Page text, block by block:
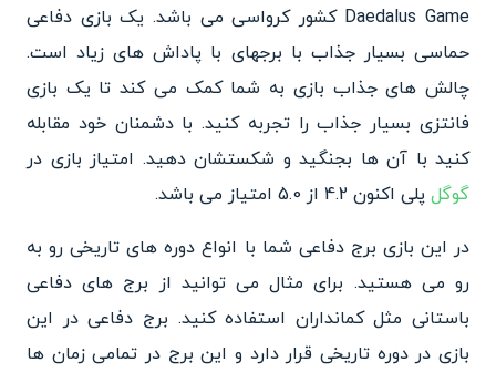
Daedalus Game کشور کرواسی می باشد. یک بازی دفاعی
حماسی بسیار جذاب با برجهای با پاداش های زیاد است.
چالش های جذاب بازی به شما کمک می کند تا یک بازی
فانتزی بسیار جذاب را تجربه کنید. با دشمنان خود مقابله
کنید با آن ها بجنگید و شکستشان دهید. امتیاز بازی در
گوگل پلی اکنون 4.2 از 5.0 امتیاز می باشد.
در این بازی برج دفاعی شما با انواع دوره های تاریخی رو به
رو می هستید. برای مثال می توانید از برج های دفاعی
باستانی مثل کمانداران استفاده کنید. برج دفاعی در این
بازی در دوره تاریخی قرار دارد و این برج در تمامی زمان ها